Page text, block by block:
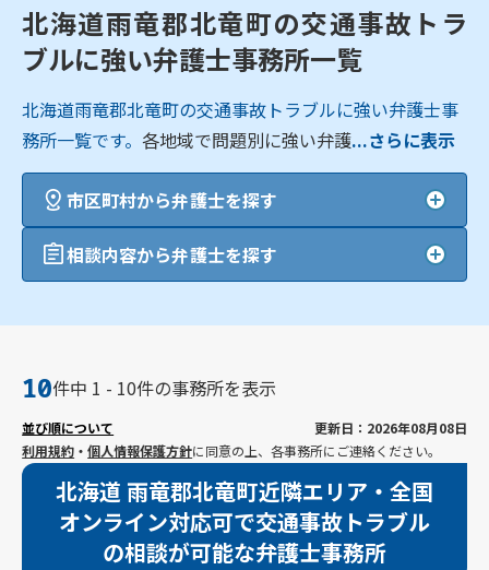
北海道雨竜郡北竜町の交通事故トラ
ブルに強い弁護士事務所一覧
北海道雨竜郡北竜町の交通事故トラブルに強い弁護士事
務所一覧です。各地域で問題別に強い弁護...さらに表示
市区町村から弁護士を探す
相談内容から弁護士を探す
10件中 1 - 10件の事務所を表示
並び順について
更新日：2026年08月08日
利用規約 ・個人情報保護方針に同意の上、各事務所にご連絡ください。
北海道 雨竜郡北竜町近隣エリア・全国
オンライン対応可で交通事故トラブル
の相談が可能な弁護士事務所